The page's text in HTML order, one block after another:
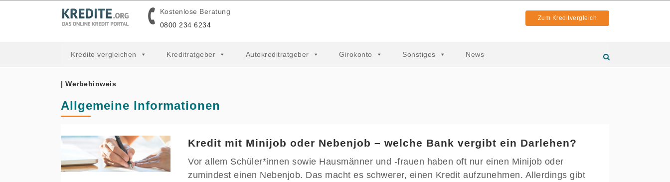
Kostenlose Beratung
0800 234 6234
Zum Kreditvergleich
Kredite vergleichen Kreditratgeber Autokreditratgeber Girokonto Sonstiges News
| Werbehinweis
Allgemeine Informationen
Kredit mit Minijob oder Nebenjob – welche Bank vergibt ein Darlehen?
Vor allem Schüler*innen sowie Hausmänner und -frauen haben oft nur einen Minijob oder
zumindest einen Nebenjob. Das macht es schwerer, einen Kredit aufzunehmen. Allerdings gibt